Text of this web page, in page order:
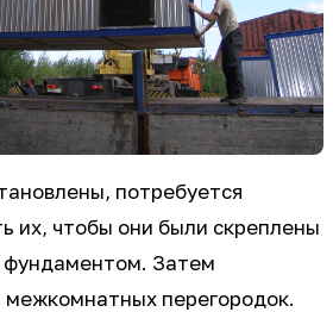
потребуется
их, чтобы они были скреплены
фундаментом. Затем
межкомнатных перегородок.